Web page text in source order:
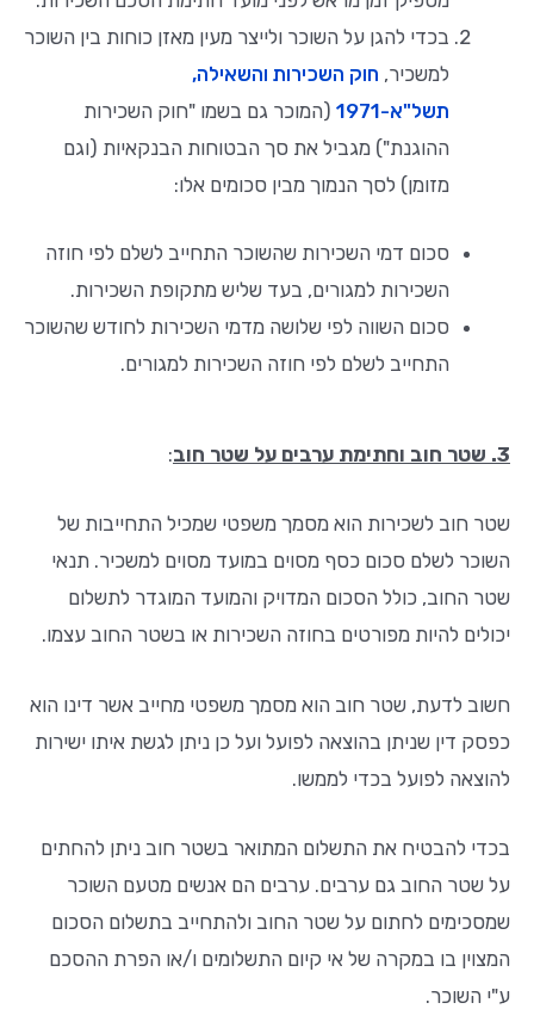
בכדי להגן על השוכר ולייצר מעין מאזן כוחות בין השוכר
למשכיר, חוק השכירות והשאילה,
תשל"א-1971
(המוכר גם בשמו "חוק השכירות
ההוגנת") מגביל את סך הבטוחות הבנקאיות (וגם
מזומן) לסך הנמוך מבין סכומים אלו:
סכום דמי השכירות שהשוכר התחייב לשלם לפי חוזה
השכירות למגורים, בעד שליש מתקופת השכירות.
סכום השווה לפי שלושה מדמי השכירות לחודש שהשוכר
התחייב לשלם לפי חוזה השכירות למגורים.
3. שטר חוב וחתימת ערבים על שטר חוב :
שטר חוב לשכירות הוא מסמך משפטי שמכיל התחייבות של
השוכר לשלם סכום כסף מסוים במועד מסוים למשכיר. תנאי
שטר החוב, כולל הסכום המדויק והמועד המוגדר לתשלום
יכולים להיות מפורטים בחוזה השכירות או בשטר החוב עצמו.
חשוב לדעת, שטר חוב הוא מסמך משפטי מחייב אשר דינו הוא
כפסק דין שניתן בהוצאה לפועל ועל כן ניתן לגשת איתו ישירות
להוצאה לפועל בכדי לממשו.
בכדי להבטיח את התשלום המתואר בשטר חוב ניתן להחתים
על שטר החוב גם ערבים. ערבים הם אנשים מטעם השוכר
שמסכימים לחתום על שטר החוב ולהתחייב בתשלום הסכום
המצוין בו במקרה של אי קיום התשלומים ו/או הפרת ההסכם
ע"י השוכר.